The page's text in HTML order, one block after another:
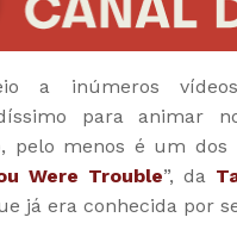
a inúmeros
para animar
pelo menos é um
Were Trouble”, da
já era conhecida por